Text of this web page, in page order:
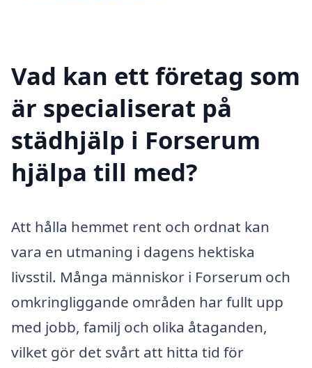
Vad kan ett företag som
är specialiserat på
städhjälp i Forserum
hjälpa till med?
Att hålla hemmet rent och ordnat kan
vara en utmaning i dagens hektiska
livsstil. Många människor i Forserum och
omkringliggande områden har fullt upp
med jobb, familj och olika åtaganden,
vilket gör det svårt att hitta tid för